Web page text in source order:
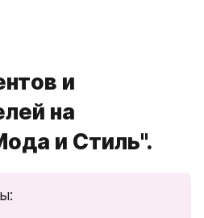
и
на
и Стиль".